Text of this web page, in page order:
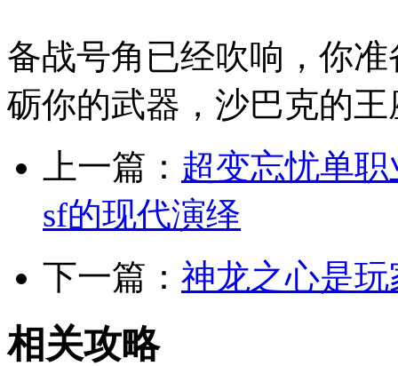
备战号角已经吹响，你
砺你的武器，沙巴克的
上一篇： 超变忘忧单
sf的现代演绎
下一篇： 神龙之心是
相关攻略